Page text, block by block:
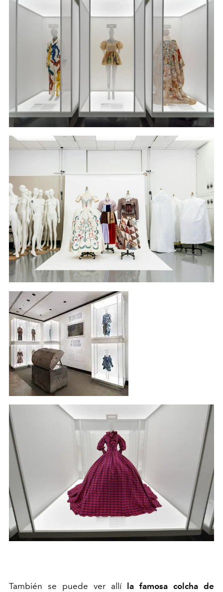
También se puede ver allí la famosa colcha de